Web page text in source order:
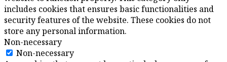
includes cookies that ensures basic functionalities and
security features of the website. These cookies do not
store any personal information.
Non-necessary
Non-necessary